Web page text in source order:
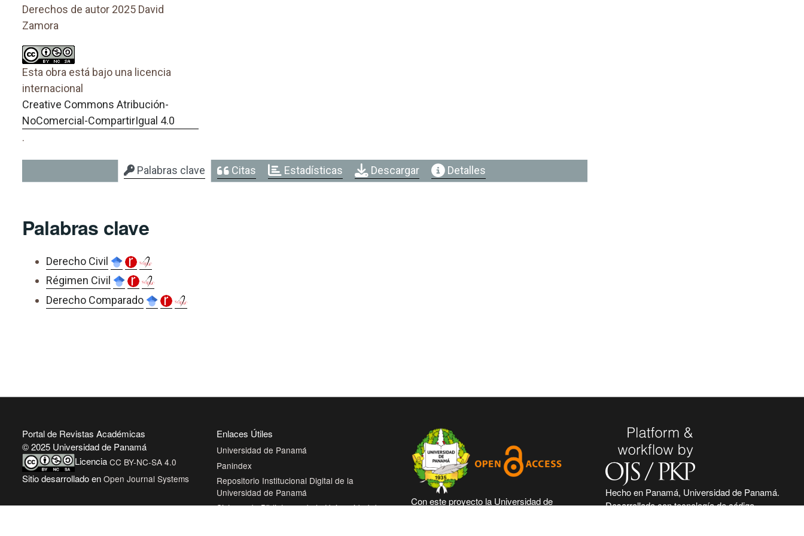
Derechos de autor 2025 David
Zamora
Esta obra está bajo una licencia
internacional
Creative Commons Atribución-
NoComercial-CompartirIgual 4.0
.
Palabras clave Citas Estadísticas Descargar Detalles
Palabras clave
Derecho Civil
Régimen Civil
Derecho Comparado
Portal de Revistas Académicas
© 2025 Universidad de Panamá
Licencia CC BY-NC-SA 4.0
Sitio desarrollado en Open Journal Systems
Enlaces Útiles
Universidad de Panamá
Panindex
Repositorio Institucional Digital de la
Universidad de Panamá
Sistema de Bibliotecas de la Universidad de
Con este proyecto la Universidad de
Hecho en Panamá, Universidad de Panamá.
Desarrollado con tecnología de código